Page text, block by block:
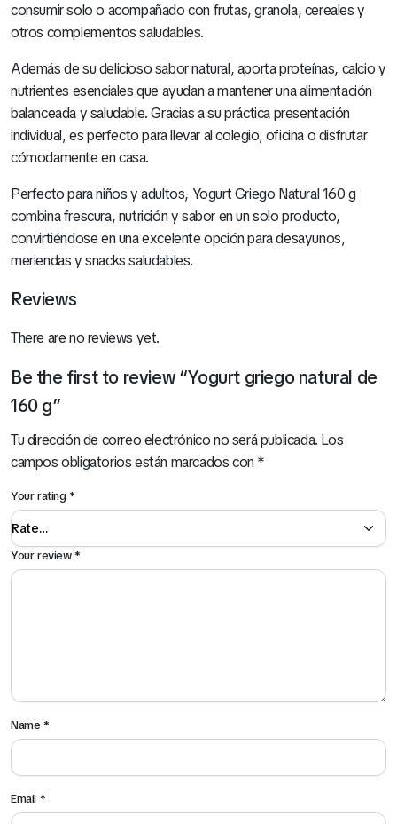
consumir solo o acompañado con frutas, granola, cereales y
otros complementos saludables.
Además de su delicioso sabor natural, aporta proteínas, calcio y
nutrientes esenciales que ayudan a mantener una alimentación
balanceada y saludable. Gracias a su práctica presentación
individual, es perfecto para llevar al colegio, oficina o disfrutar
cómodamente en casa.
Perfecto para niños y adultos, Yogurt Griego Natural 160 g
combina frescura, nutrición y sabor en un solo producto,
convirtiéndose en una excelente opción para desayunos,
meriendas y snacks saludables.
Reviews
There are no reviews yet.
Be the first to review “Yogurt griego natural de
160 g”
Tu dirección de correo electrónico no será publicada. Los
campos obligatorios están marcados con*
Your rating*
Your review*
Name*
Email *